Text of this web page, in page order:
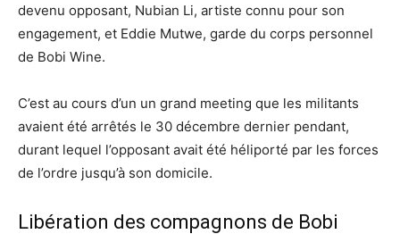
devenu opposant, Nubian Li, artiste connu pour son
engagement, et Eddie Mutwe, garde du corps personnel
de Bobi Wine.
C’est au cours d’un un grand meeting que les militants
avaient été arrêtés le 30 décembre dernier pendant,
durant lequel l’opposant avait été héliporté par les forces
de l’ordre jusqu’à son domicile.
Libération des compagnons de Bobi